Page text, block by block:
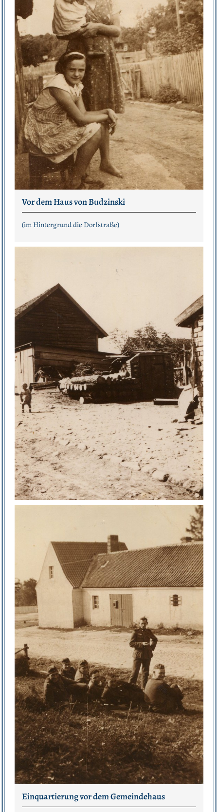
Vor dem Haus von Budzinski
(im Hintergrund die Dorfstraße)
Einquartierung vor dem Gemeindehaus